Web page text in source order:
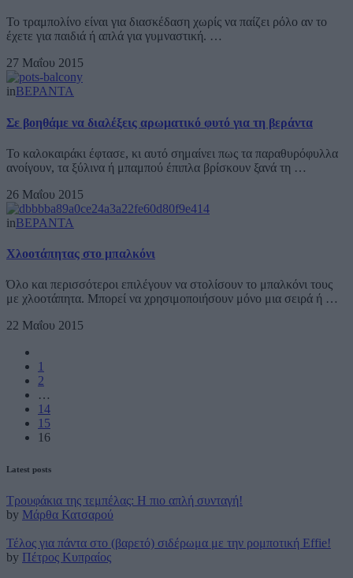
Το τραμπολίνο είναι για διασκέδαση χωρίς να παίζει ρόλο αν το
έχετε για παιδιά ή απλά για γυμναστική. …
27 Μαΐου 2015
inΒΕΡΑΝΤΑ
Σε βοηθάμε να διαλέξεις αρωματικό φυτό για τη βεράντα
Το καλοκαιράκι έφτασε, κι αυτό σημαίνει πως τα παραθυρόφυλλα
ανοίγουν, τα ξύλινα ή μπαμπού έπιπλα βρίσκουν ξανά τη …
26 Μαΐου 2015
inΒΕΡΑΝΤΑ
Χλοοτάπητας στο μπαλκόνι
Όλο και περισσότεροι επιλέγουν να στολίσουν το μπαλκόνι τους
με χλοοτάπητα. Μπορεί να χρησιμοποιήσουν μόνο μια σειρά ή …
22 Μαΐου 2015
1
2
…
14
15
16
Latest posts
Τρουφάκια της τεμπέλας: Η πιο απλή συνταγή!
by Μάρθα Κατσαρού
Τέλος για πάντα στο (βαρετό) σιδέρωμα με την ρομποτική Effie!
by Πέτρος Κυπραίος